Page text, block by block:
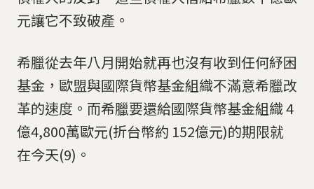
元讓它不致破產。
希臘從去年八月開始就再也沒有收到任何紓困
基金，歐盟與國際貨幣基金組織不滿意希臘改
革的速度。而希臘要還給國際貨幣基金組織 4
億4,800萬歐元(折台幣約 152億元)的期限就
在今天(9)。